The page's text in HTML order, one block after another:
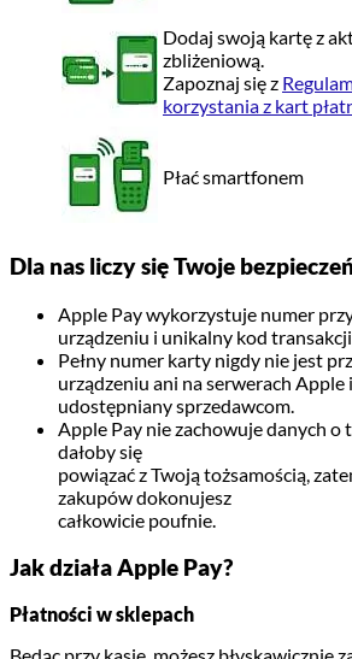
Dodaj swoją kartę z
zbliżeniową.
Zapoznaj się z
korzystania z kart
Płać smartfonem
Dla nas liczy się Twoje
Apple Pay wykorzystuje numer
urządzeniu i unikalny kod
Pełny numer karty nigdy nie jest
urządzeniu ani na serwerach Apple
udostępniany sprzedawcom.
Apple Pay nie zachowuje danych o
dałoby się
powiązać z Twoją tożsamością,
zakupów dokonujesz
całkowicie poufnie.
Jak działa Apple Pay?
Płatności w sklepach